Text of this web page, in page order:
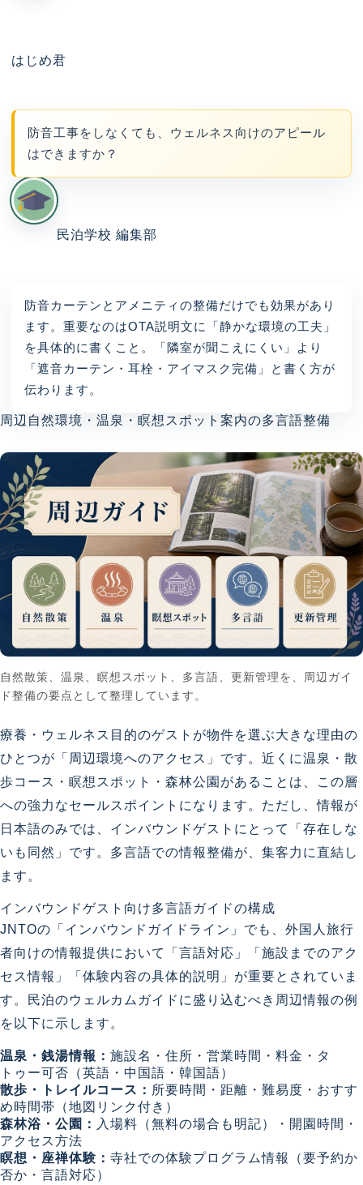
はじめ君
防音工事をしなくても、ウェルネス向けのアピール
はできますか？
民泊学校 編集部
防音カーテンとアメニティの整備だけでも効果があり
ます。重要なのはOTA説明文に「静かな環境の工夫」
を具体的に書くこと。「隣室が聞こえにくい」より
「遮音カーテン・耳栓・アイマスク完備」と書く方が
伝わります。
周辺自然環境・温泉・瞑想スポット案内の多言語整備
自然散策、温泉、瞑想スポット、多言語、更新管理を、周辺ガイ
ド整備の要点として整理しています。
療養・ウェルネス目的のゲストが物件を選ぶ大きな理由の
ひとつが「周辺環境へのアクセス」です。近くに温泉・散
歩コース・瞑想スポット・森林公園があることは、この層
への強力なセールスポイントになります。ただし、情報が
日本語のみでは、インバウンドゲストにとって「存在しな
いも同然」です。多言語での情報整備が、集客力に直結し
ます。
インバウンドゲスト向け多言語ガイドの構成
JNTOの「インバウンドガイドライン」でも、外国人旅行
者向けの情報提供において「言語対応」「施設までのアク
セス情報」「体験内容の具体的説明」が重要とされていま
す。民泊のウェルカムガイドに盛り込むべき周辺情報の例
を以下に示します。
温泉・銭湯情報： 施設名・住所・営業時間・料金・タ
トゥー可否（英語・中国語・韓国語）
散歩・トレイルコース： 所要時間・距離・難易度・おすす
め時間帯（地図リンク付き）
森林浴・公園： 入場料（無料の場合も明記）・開園時間・
アクセス方法
瞑想・座禅体験： 寺社での体験プログラム情報（要予約か
否か・言語対応）